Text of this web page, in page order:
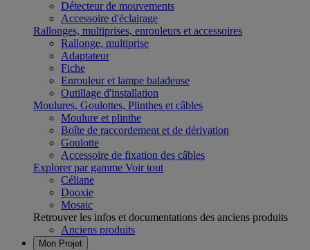
Détecteur de mouvements
Accessoire d'éclairage
Rallonges, multiprises, enrouleurs et accessoires
Rallonge, multiprise
Adaptateur
Fiche
Enrouleur et lampe baladeuse
Outillage d'installation
Moulures, Goulottes, Plinthes et câbles
Moulure et plinthe
Boîte de raccordement et de dérivation
Goulotte
Accessoire de fixation des câbles
Explorer par gamme Voir tout
Céliane
Dooxie
Mosaic
Retrouver les infos et documentations des anciens produits
Anciens produits
Mon Projet